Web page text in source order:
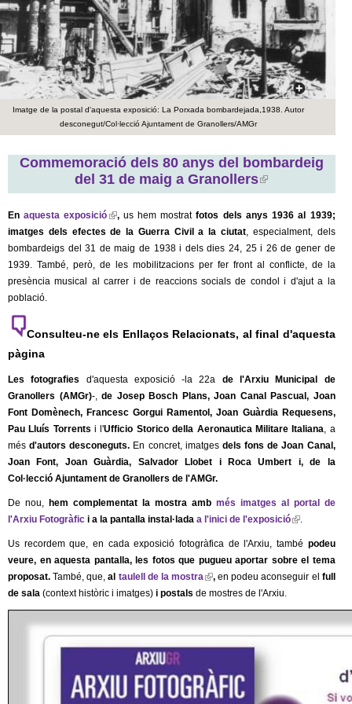
n
t
d
G
a
n
o
e
s
c
r
c
a
Imatge de la postal d'aquesta exposició: La Porxada bombardejada,1938. Autor
desconegut/Col·lecció Ajuntament de Granollers/AMGr
Commemoració dels 80 anys del bombardeig
del 31 de maig a Granollers(
l
i
n
k
i
s
t
n
a
l
)
Enaquesta exposició (
i
n
k
e
e
r
n
a
l
)
,us hem mostratfotos dels anys 1936 al 1939;
imatges dels efectes de la Guerra Civil a la ciutat, especialment, dels
bombardeigs del 31 de maig de 1938 i dels dies 24, 25 i 26 de gener de
1939. També, però, de les mobilitzacions per fer front al conflicte, de la
presència musical al carrer i de reaccions socials de condol i d'ajut a la
població.
Consulteu-ne els Enllaços Relacionats, al final d'aquesta
pàgina
Les fotografies d'aquesta exposició -la 22a de l'Arxiu Municipal de
Granollers (AMGr)-,de Josep Bosch Plans, Joan Canal Pascual, Joan
Font Domènech, Francesc Gorgui Ramentol, Joan Guàrdia Requesens,
Pau Lluís Torrents i l'Ufficio Storico della Aeronautica Militare Italiana, a
més d'autors desconeguts. En concret, imatges dels fons de Joan Canal,
Joan Font, Joan Guàrdia, Salvador Llobet i Roca Umbert i, de la
Col·lecció Ajuntament de Granollers de l'AMGr.
De nou, hem complementat la mostra amb més imatges al portal de
l'Arxiu Fotogràfic i a la pantalla instal·lada a l'inici de l'exposició(
e
r
.
Us recordem que, en cada exposició fotogràfica de l'Arxiu, també podeu
veure, en aquesta pantalla, les fotos que pugueu aportar sobre el tema
proposat.També, que,al taulell de la mostra(
l
i
n
s
e
,en podeu aconseguir el full
de sala (context històric i imatges) i postals de mostres de l'Arxiu.